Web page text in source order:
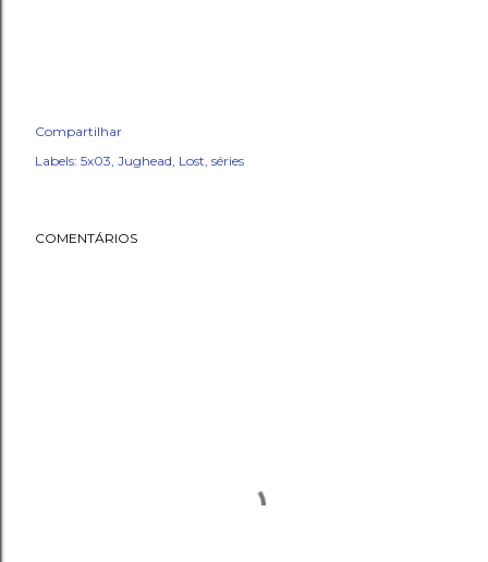
Compartilhar
Labels: 5x03 Jughead Lost séries
COMENTÁRIOS